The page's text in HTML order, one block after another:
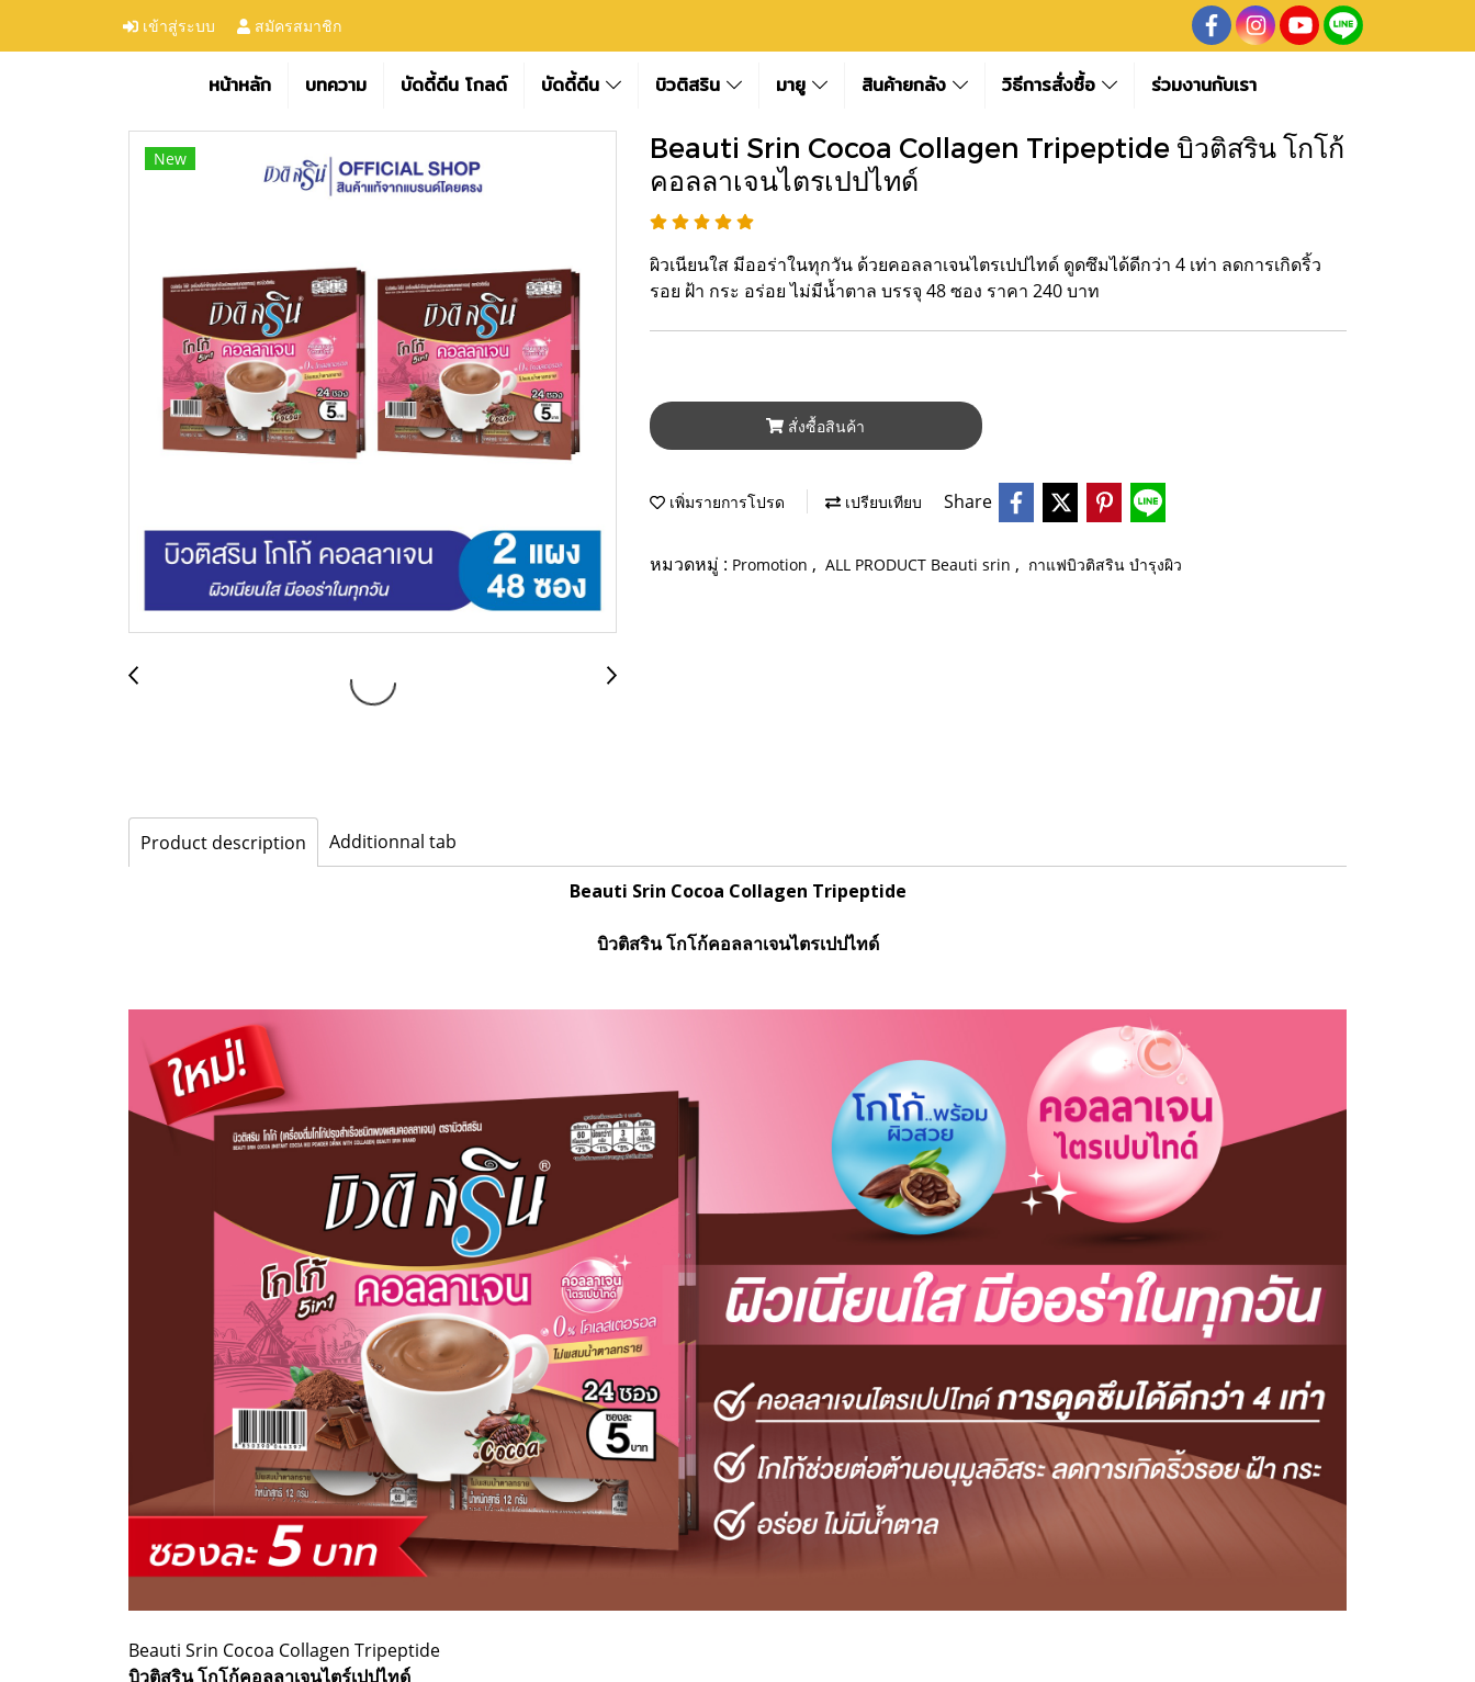
เข้าสู่ระบบ สมัครสมาชิก
หน้าหลัก บทความ บัดดี้ดีน โกลด์ บัดดี้ดีน บิวติสริน มายู สินค้ายกลัง วิธีการสั่งซื้อ ร่วมงานกับเรา
New
Beauti Srin Cocoa Collagen Tripeptide บิวติสริน โกโก้
คอลลาเจนไตรเปปไทด์
ผิวเนียนใส มีออร่าในทุกวัน ด้วยคอลลาเจนไตรเปปไทด์ ดูดซึมได้ดีกว่า 4 เท่า ลดการเกิดริ้ว
รอย ฝ้า กระ อร่อย ไม่มีน้ำตาล บรรจุ 48 ซอง ราคา 240 บาท
สั่งซื้อสินค้า
เพิ่มรายการโปรด เปรียบเทียบ Share
หมวดหมู่ : Promotion , ALL PRODUCT Beauti srin , กาแฟบิวติสริน บำรุงผิว
Product description Additionnal tab
Beauti Srin Cocoa Collagen Tripeptide
บิวติสริน โกโก้คอลลาเจนไตรเปปไทด์
Beauti Srin Cocoa Collagen Tripeptide
บิวติสริน โกโก้คอลลาเจนไตร์เปปไทด์